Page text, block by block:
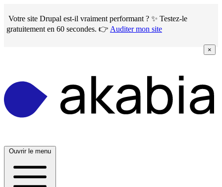
to
main
content
Votre site Drupal est-il vraiment performant ? ✨ Testez-le
gratuitement en 60 secondes. 👉 Auditer mon site
×
Ouvrir le menu